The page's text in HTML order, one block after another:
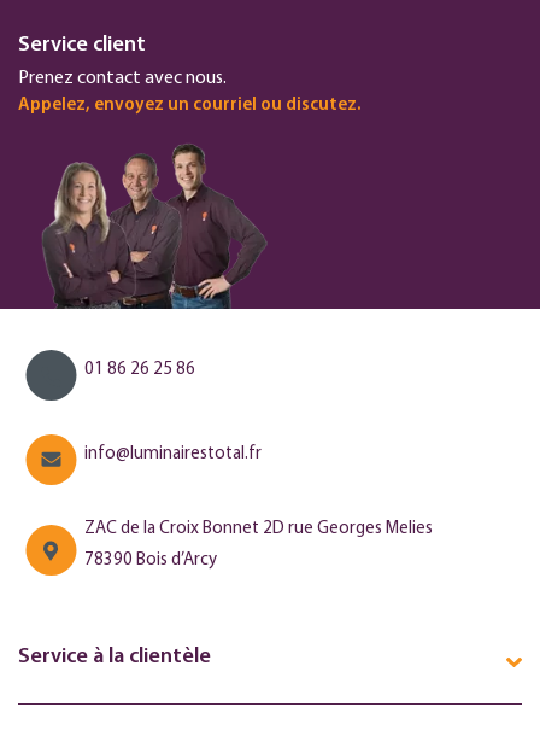
Service client
Prenez contact avec nous.
Appelez, envoyez un courriel ou discutez.
01 86 26 25 86
info@luminairestotal.fr
ZAC de la Croix Bonnet 2D rue Georges Melies
78390 Bois d’Arcy
Service à la clientèle